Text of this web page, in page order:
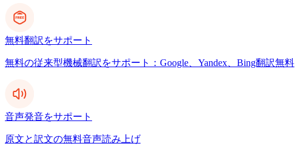
無料翻訳をサポート
無料の従来型機械翻訳をサポート：Google、Yandex、Bing翻訳無料
音声発音をサポート
原文と訳文の無料音声読み上げ